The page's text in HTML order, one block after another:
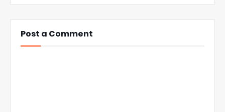
Post a Comment